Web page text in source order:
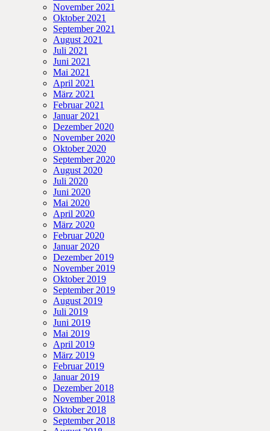
November 2021
Oktober 2021
September 2021
August 2021
Juli 2021
Juni 2021
Mai 2021
April 2021
März 2021
Februar 2021
Januar 2021
Dezember 2020
November 2020
Oktober 2020
September 2020
August 2020
Juli 2020
Juni 2020
Mai 2020
April 2020
März 2020
Februar 2020
Januar 2020
Dezember 2019
November 2019
Oktober 2019
September 2019
August 2019
Juli 2019
Juni 2019
Mai 2019
April 2019
März 2019
Februar 2019
Januar 2019
Dezember 2018
November 2018
Oktober 2018
September 2018